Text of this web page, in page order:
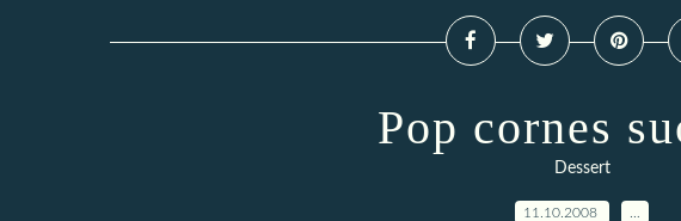
Pop cornes
Dessert
11.10.2008